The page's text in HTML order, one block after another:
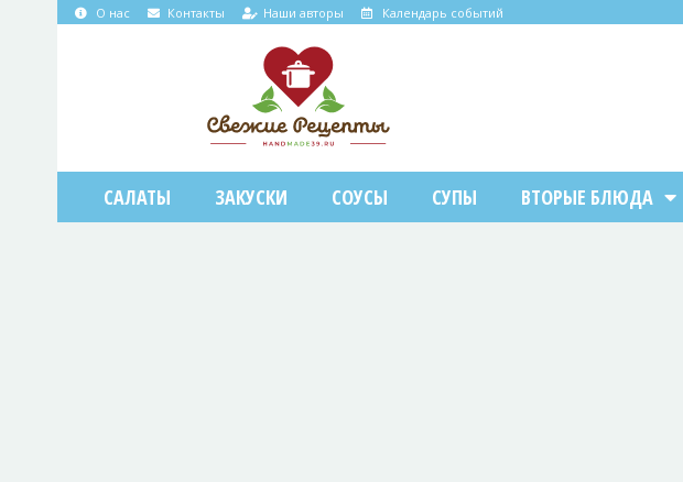
О нас Контакты Наши авторы Календарь событий
САЛАТЫ ЗАКУСКИ СОУСЫ СУПЫ ВТОРЫЕ БЛЮДА